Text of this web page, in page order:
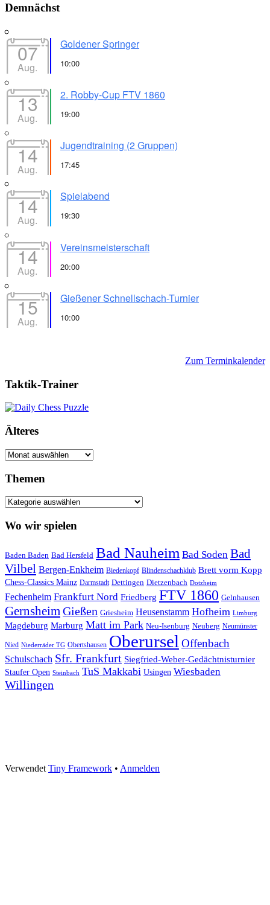
Demnächst
07
Aug.
Goldener Springer
10:00
13
Aug.
2. Robby-Cup FTV 1860
19:00
14
Aug.
Jugendtraining (2 Gruppen)
17:45
14
Aug.
Spielabend
19:30
14
Aug.
Vereinsmeisterschaft
20:00
15
Aug.
Gießener Schnellschach-Turnier
10:00
Zum Terminkalender
Taktik-Trainer
Älteres
Älteres
Themen
Themen
Wo wir spielen
Baden Baden Bad Hersfeld Bad Nauheim Bad Soden Bad
Vilbel Bergen-Enkheim Biedenkopf Blindenschachklub Brett vorm Kopp
Chess-Classics Mainz Darmstadt Dettingen Dietzenbach Dotzheim
Fechenheim Frankfurt Nord Friedberg FTV 1860 Gelnhausen
Gernsheim Gießen Griesheim Heusenstamm Hofheim Limburg
Magdeburg Marburg Matt im Park Neu-Isenburg Neuberg Neumünster
Nied Niederräder TG Obertshausen Oberursel Offenbach
Schulschach Sfr. Frankfurt Siegfried-Weber-Gedächtnisturnier
Staufer Open Steinbach TuS Makkabi Usingen Wiesbaden
Willingen
Verwendet Tiny Framework • Anmelden